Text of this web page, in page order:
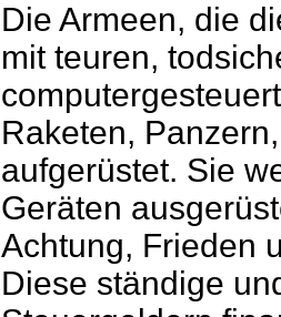
Die Armeen, die
mit teuren,
Raketen,
aufgerüstet. Sie
Geräten
Achtung, Frieden
Diese ständige